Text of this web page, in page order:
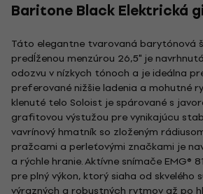
Baritone Black Elektrická
Táto elegantne tvarovaná barytónová
predĺženou menzúrou 26,5" je
odozvu v nízkych tónoch a je ideálna
preferované nižšie ladenia a mohutné
klenuté telo Soloist je spárované s
grafitovou výstužou pre vynikajúcu
vavrínový hmatník so zloženým
pražcami a perleťovými značkami je
a rýchle hranie. Aktívne snímače EMG®
pre plný výkon, ktorý siaha od skvelého
výrazných a robustných rytmov až po